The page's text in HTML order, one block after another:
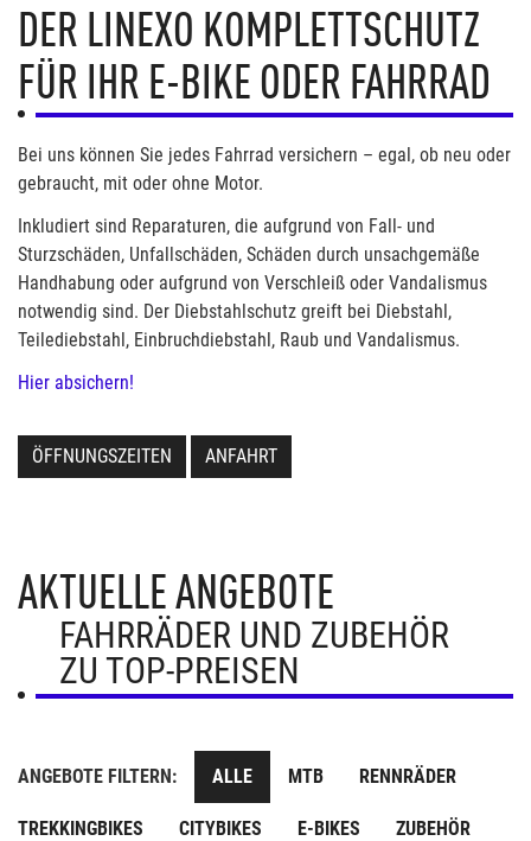
DER LINEXO KOMPLETTSCHUTZ
FÜR IHR E-BIKE ODER FAHRRAD
Bei uns können Sie jedes Fahrrad versichern – egal, ob neu oder
gebraucht, mit oder ohne Motor.
Inkludiert sind Reparaturen, die aufgrund von Fall- und
Sturzschäden, Unfallschäden, Schäden durch unsachgemäße
Handhabung oder aufgrund von Verschleiß oder Vandalismus
notwendig sind. Der Diebstahlschutz greift bei Diebstahl,
Teilediebstahl, Einbruchdiebstahl, Raub und Vandalismus.
Hier absichern!
ÖFFNUNGSZEITEN ANFAHRT
AKTUELLE ANGEBOTE
FAHRRÄDER UND ZUBEHÖR
ZU TOP-PREISEN
ANGEBOTE FILTERN: ALLE MTB RENNRÄDER
TREKKINGBIKES CITYBIKES E-BIKES ZUBEHÖR